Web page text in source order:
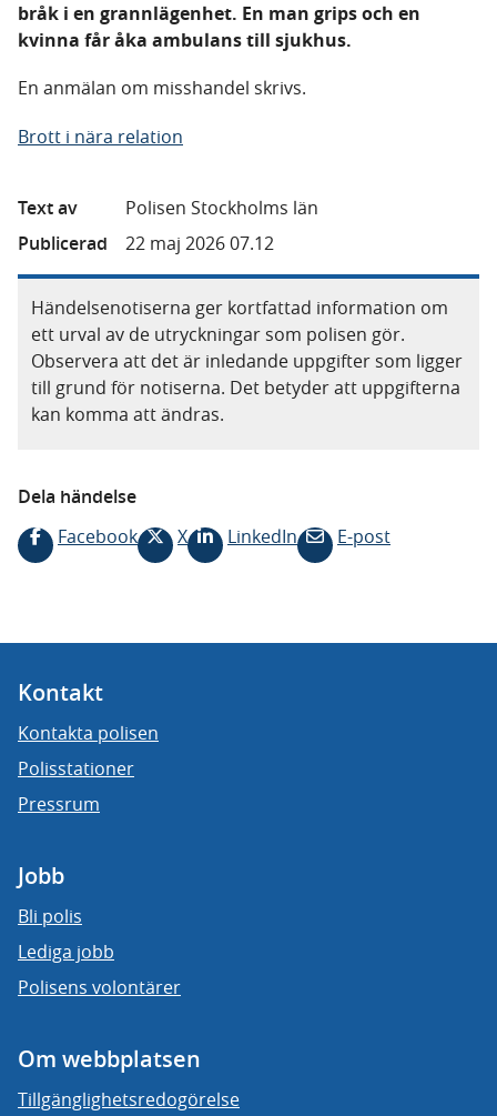
bråk i en grannlägenhet. En man grips och en
kvinna får åka ambulans till sjukhus.
En anmälan om misshandel skrivs.
Brott i nära relation
Text av
Polisen Stockholms län
Publicerad
22 maj 2026 07.12
Händelsenotiserna ger kortfattad information om
ett urval av de utryckningar som polisen gör.
Observera att det är inledande uppgifter som ligger
till grund för notiserna. Det betyder att uppgifterna
kan komma att ändras.
Dela händelse
Facebook
X LinkedIn E-post
Kontakt
Kontakta polisen
Polisstationer
Pressrum
Jobb
Bli polis
Lediga jobb
Polisens volontärer
Om webbplatsen
Tillgänglighetsredogörelse